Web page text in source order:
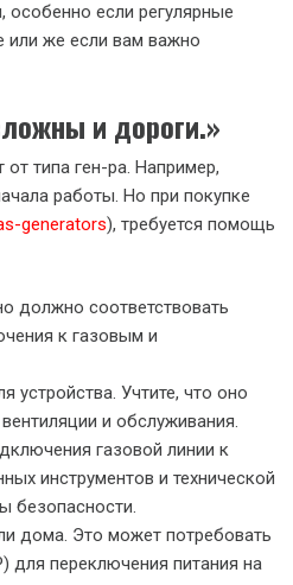
если регулярные
или же если вам важно
и дороги.»
типа ген-ра. Например,
работы. Но при покупке
generators), требуется помощь
должно соответствовать
к газовым и
устройства. Учтите, что оно
и обслуживания.
газовой линии к
инструментов и технической
безопасности.
дома. Это может потребовать
для переключения питания на